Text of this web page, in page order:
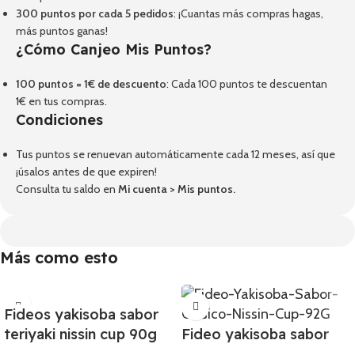
300 puntos por cada 5 pedidos: ¡Cuantas más compras hagas,
más puntos ganas!
¿Cómo Canjeo Mis Puntos?
100 puntos = 1€ de descuento: Cada 100 puntos te descuentan
1€ en tus compras.
Condiciones
Tus puntos se renuevan automáticamente cada 12 meses, así que
¡úsalos antes de que expiren!
Consulta tu saldo en Mi cuenta > Mis puntos.
Más como esto
Fideos yakisoba sabor
teriyaki nissin cup 90g
Fideo yakisoba sabor